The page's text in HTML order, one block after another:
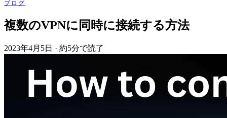
ブログ
複数のVPNに同時に接続する方法
2023年4月5日 · 約5分で読了